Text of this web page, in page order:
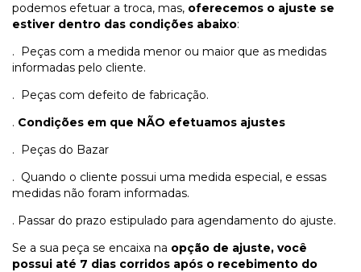
podemos efetuar a troca, mas, oferecemos o ajuste se
estiver dentro das condições abaixo:
. Peças com a medida menor ou maior que as medidas
informadas pelo cliente.
. Peças com defeito de fabricação.
. Condições em que NÃO efetuamos ajustes
. Peças do Bazar
. Quando o cliente possui uma medida especial, e essas
medidas não foram informadas.
. Passar do prazo estipulado para agendamento do ajuste.
Se a sua peça se encaixa na opção de ajuste, você
possui até 7 dias corridos após o recebimento do